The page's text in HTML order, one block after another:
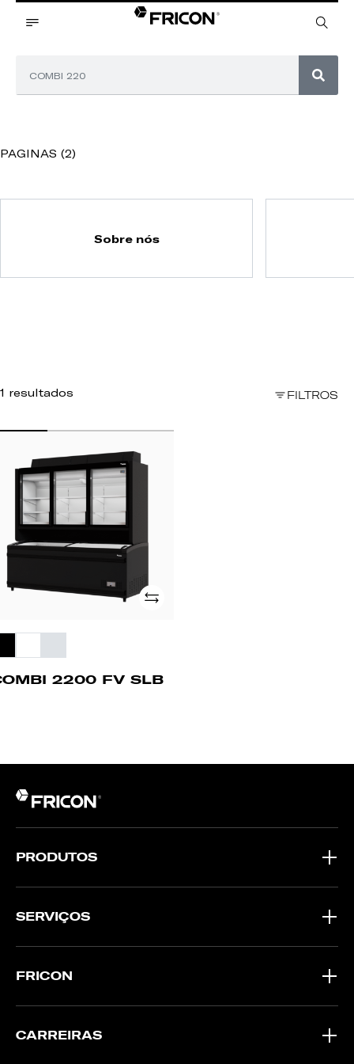
PAGINAS (2)
Sobre nós
1 resultados FILTROS
Adicionar
2200 FV SLB
PRODUTOS
SERVIÇOS
FRICON
CARREIRAS